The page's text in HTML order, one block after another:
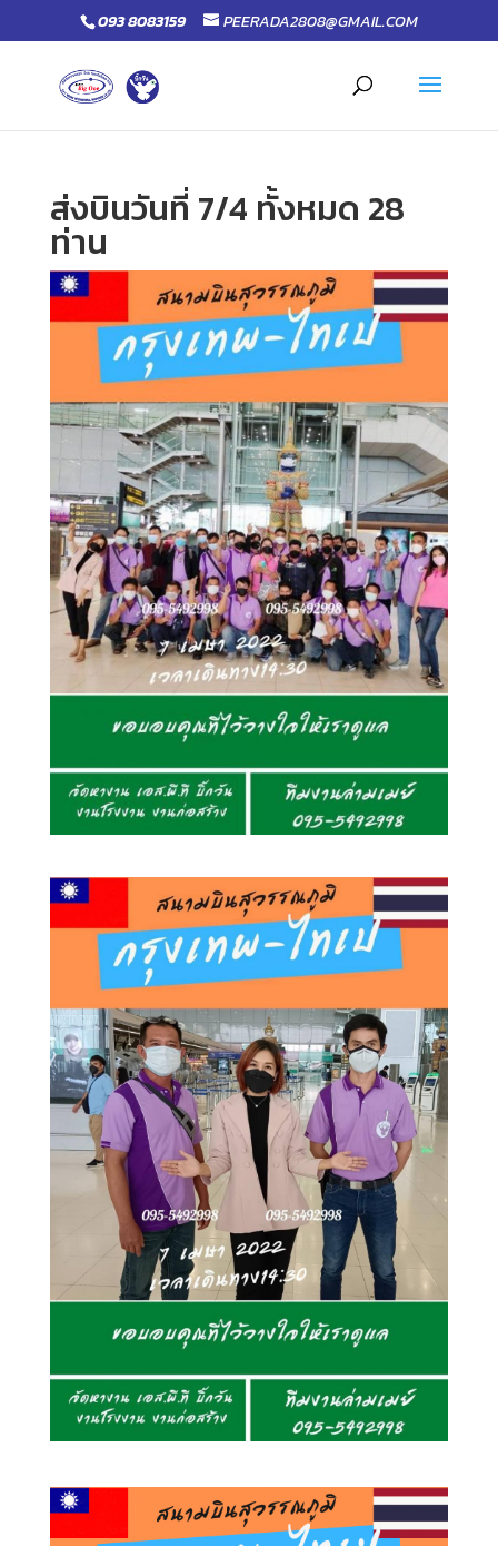
093 8083159 PEERADA2808@GMAIL.COM
ส่งบินวันที่ 7/4 ทั้งหมด 28
ท่าน